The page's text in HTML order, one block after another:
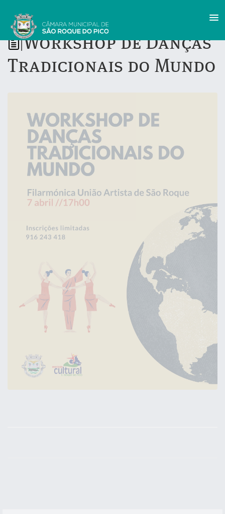
Workshop de Danças
Tradicionais do Mundo